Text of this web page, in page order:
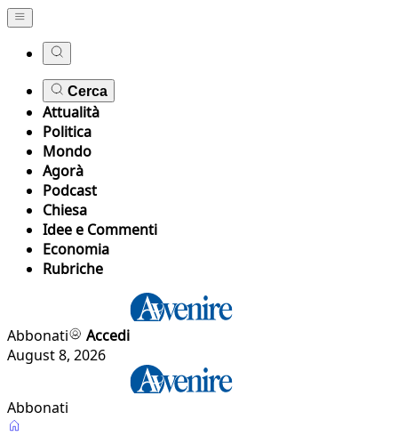
Cerca
Attualità
Politica
Mondo
Agorà
Podcast
Chiesa
Idee e Commenti
Economia
Rubriche
Abbonati
Accedi
August 8, 2026
Abbonati